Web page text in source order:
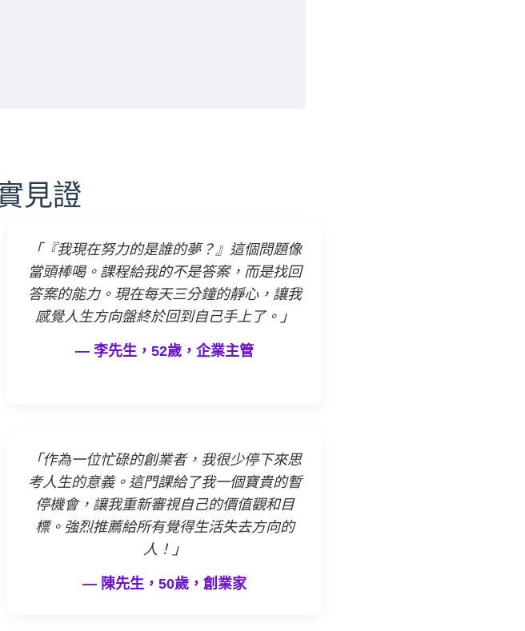
見證
「『我現在努力的是誰的夢？』這個問題像
當頭棒喝。課程給我的不是答案，而是找回
答案的能力。現在每天三分鐘的靜心，讓我
感覺人生方向盤終於回到自己手上了。」
— 李先生，52歲，企業主管
「作為一位忙碌的創業者，我很少停下來思
考人生的意義。這門課給了我一個寶貴的暫
停機會，讓我重新審視自己的價值觀和目
標。強烈推薦給所有覺得生活失去方向的
人！」
— 陳先生，50歲，創業家